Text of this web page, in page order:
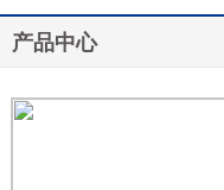
产品中心